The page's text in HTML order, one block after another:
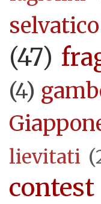
selvatico
(47)
(4)
lievitati
contest